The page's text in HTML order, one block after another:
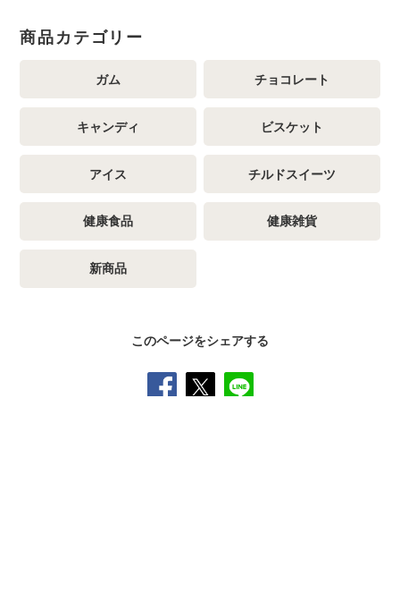
商品カテゴリー
ガム チョコレート
キャンディ ビスケット
アイス チルドスイーツ
健康食品 健康雑貨
新商品
このページをシェアする